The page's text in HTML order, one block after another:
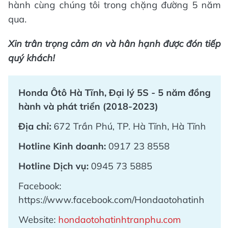
hành cùng chúng tôi trong chặng đường 5 năm
qua.
Xin trân trọng cảm ơn và hân hạnh được đón tiếp
quý khách!
Honda Ôtô Hà Tĩnh, Đại lý 5S - 5 năm đồng
hành và phát triển (2018-2023)
Địa chỉ: 672 Trần Phú, TP. Hà Tĩnh, Hà Tĩnh
Hotline Kinh doanh: 0917 23 8558
Hotline Dịch vụ: 0945 73 5885
Facebook:
https://www.facebook.com/Hondaotohatinh
Website: hondaotohatinhtranphu.com